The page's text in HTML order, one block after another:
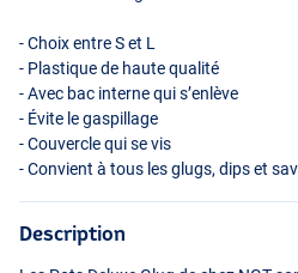
- Choix entre S et L
- Plastique de haute qualité
- Avec bac interne qui s’enlève
- Évite le gaspillage
- Couvercle qui se vis
- Convient à tous les glugs, dips et
Description